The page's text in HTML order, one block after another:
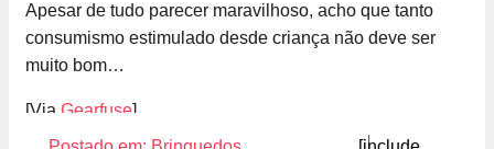
Apesar de tudo parecer maravilhoso, acho que tanto
consumismo estimulado desde criança não deve ser
muito bom…
[Via Gearfuse]